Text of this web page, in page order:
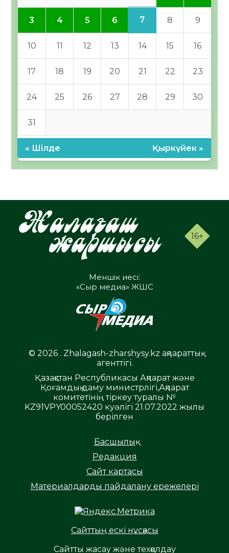
3 4 5 6 7 8 9
10 11 12 13 14 15 16
17 18 19 20 21 22 23
24 25 26 27 28 29 30
31
« Шілде Қыркүйек »
16+
Меншік иесі:
«Сыр медиа» ЖШС
© 2026 . Zhalagash-zharshysy.kz ақпараттық
агенттігі.
Қазақстан Республикасы Ақпарат және
Қоғамдық даму министрлігі,Ақпарат
комитетінің тіркеу туралы №
KZ91VPY00052420 куәлігі 21.07.2022 жылы
берілген
Басшылық
Редакция
Сайт картасы
Материалдарды пайдалану ережелері
Сайттың ескі нұсқасы
Сайтты жасау және техқолдау